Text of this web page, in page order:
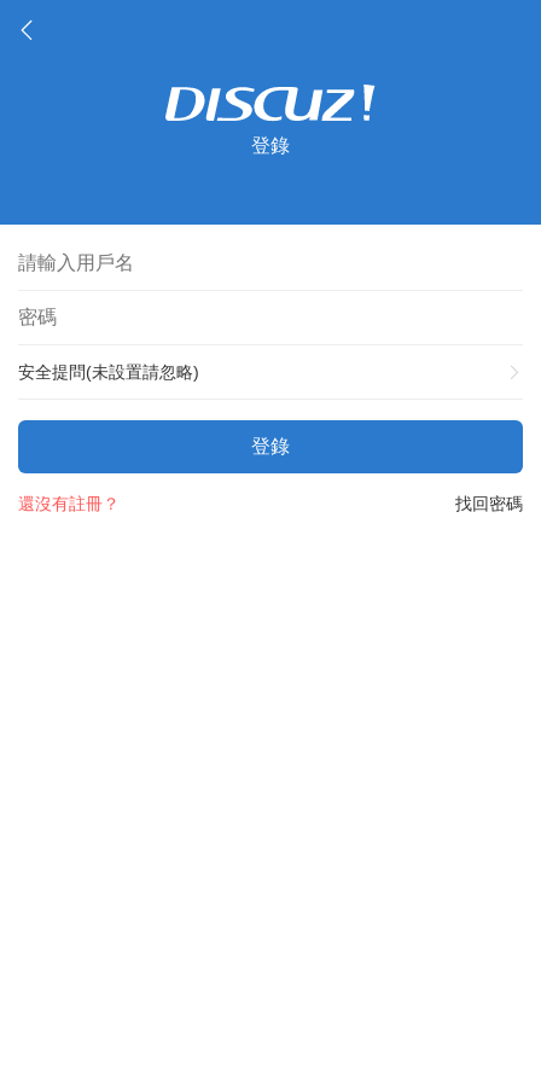
登錄
安全提問(未設置請忽略)
登錄
找回密碼
還沒有註冊？